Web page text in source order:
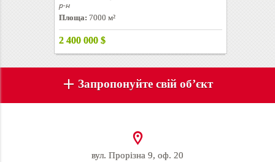
р-н
Площа: 7000 м²
2 400 000 $
Запропонуйте свій об’єкт
вул. Прорізна 9, оф. 20